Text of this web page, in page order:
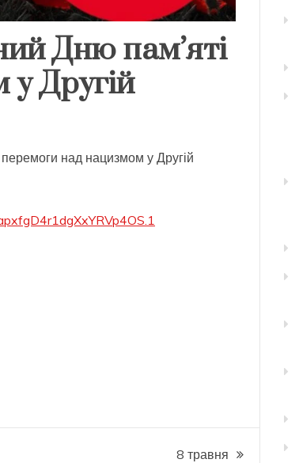
Дню пам’яті
Другій
над нацизмом у Другій
8 травня